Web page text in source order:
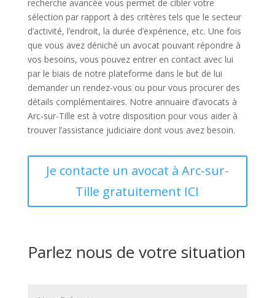
recherche avancée vous permet de cibler votre
sélection par rapport à des critères tels que le secteur
d’activité, l’endroit, la durée d’expérience, etc. Une fois
que vous avez déniché un avocat pouvant répondre à
vos besoins, vous pouvez entrer en contact avec lui
par le biais de notre plateforme dans le but de lui
demander un rendez-vous ou pour vous procurer des
détails complémentaires. Notre annuaire d’avocats à
Arc-sur-Tille est à votre disposition pour vous aider à
trouver l’assistance judiciaire dont vous avez besoin.
Je contacte un avocat à Arc-sur-
Tille gratuitement ICI
Parlez nous de votre situation